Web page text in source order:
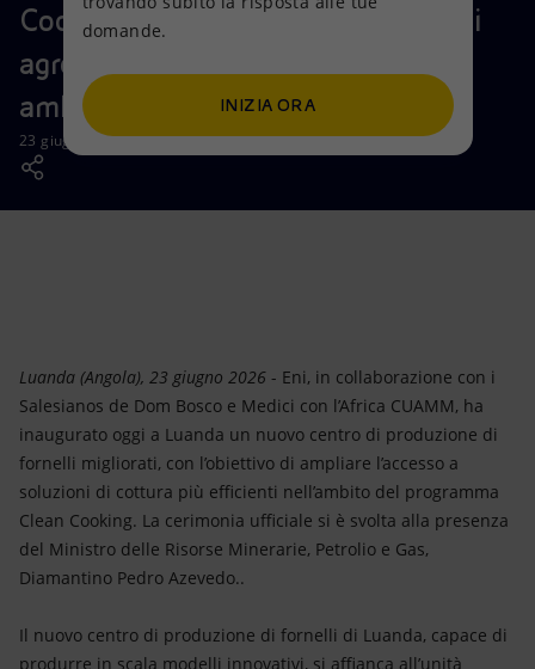
Persone e Partnership
Net Zero
Modello satellitare
Energia accessibile
Tecnologie per la transizione
Collaborazioni per l'innovazione
Attività nel mondo
Imprese
Mobilità
Cooking e avvio di un programma di
agroforestazione e ripristino
ambientale
23 giugno 2026 - 13:41 CEST
Luanda (Angola), 23 giugno 2026 - Eni, in collaborazione con i
Salesianos de Dom Bosco e Medici con l’Africa CUAMM, ha
inaugurato oggi a Luanda un nuovo centro di produzione di
fornelli migliorati, con l’obiettivo di ampliare l’accesso a
soluzioni di cottura più efficienti nell’ambito del programma
Clean Cooking. La cerimonia ufficiale si è svolta alla presenza
del Ministro delle Risorse Minerarie, Petrolio e Gas,
Diamantino Pedro Azevedo..
Il nuovo centro di produzione di fornelli di Luanda, capace di
produrre in scala modelli innovativi, si affianca all’unità
domande.
INIZIA ORA